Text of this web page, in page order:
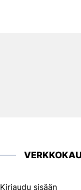
Kirjaudu sisään